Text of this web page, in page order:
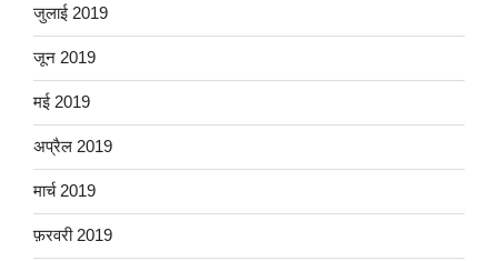
जुलाई 2019
जून 2019
मई 2019
अप्रैल 2019
मार्च 2019
फ़रवरी 2019